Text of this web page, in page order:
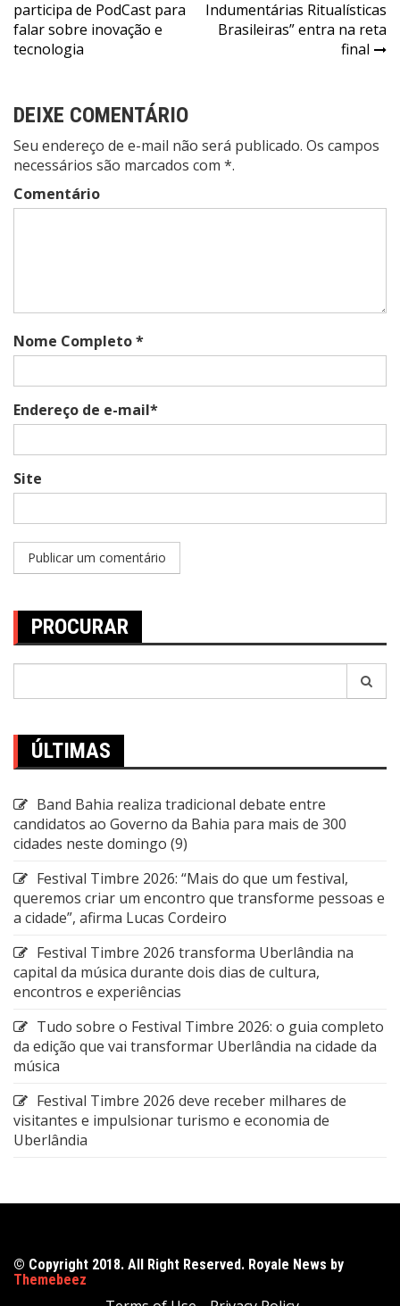
de
Post
participa de PodCast para
falar sobre inovação e
tecnologia
Indumentárias Ritualísticas
Brasileiras” entra na reta
final
DEIXE COMENTÁRIO
Seu endereço de e-mail não será publicado. Os campos
necessários são marcados com *.
Comentário
Nome Completo *
Endereço de e-mail*
Site
PROCURAR
ÚLTIMAS
Band Bahia realiza tradicional debate entre
candidatos ao Governo da Bahia para mais de 300
cidades neste domingo (9)
Festival Timbre 2026: “Mais do que um festival,
queremos criar um encontro que transforme pessoas e
a cidade”, afirma Lucas Cordeiro
Festival Timbre 2026 transforma Uberlândia na
capital da música durante dois dias de cultura,
encontros e experiências
Tudo sobre o Festival Timbre 2026: o guia completo
da edição que vai transformar Uberlândia na cidade da
música
Festival Timbre 2026 deve receber milhares de
visitantes e impulsionar turismo e economia de
Uberlândia
© Copyright 2018. All Right Reserved. Royale News by
Themebeez